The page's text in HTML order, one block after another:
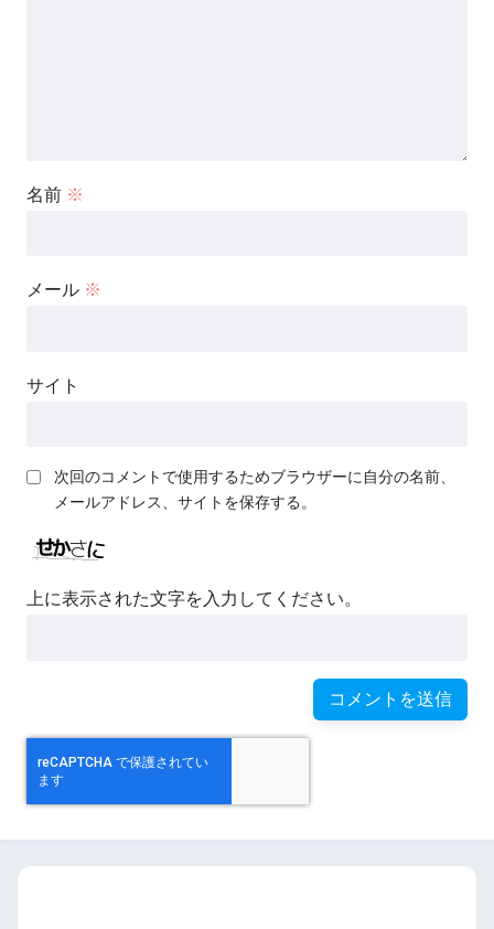
名前 ※
メール ※
サイト
次回のコメントで使用するためブラウザーに自分の名前、
メールアドレス、サイトを保存する。
上に表示された文字を入力してください。